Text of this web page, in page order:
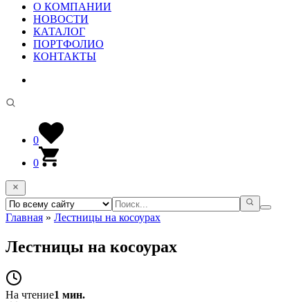
О КОМПАНИИ
НОВОСТИ
КАТАЛОГ
ПОРТФОЛИО
КОНТАКТЫ
0
0
Главная » Лестницы на косоурах
Лестницы на косоурах
На чтение1 мин.